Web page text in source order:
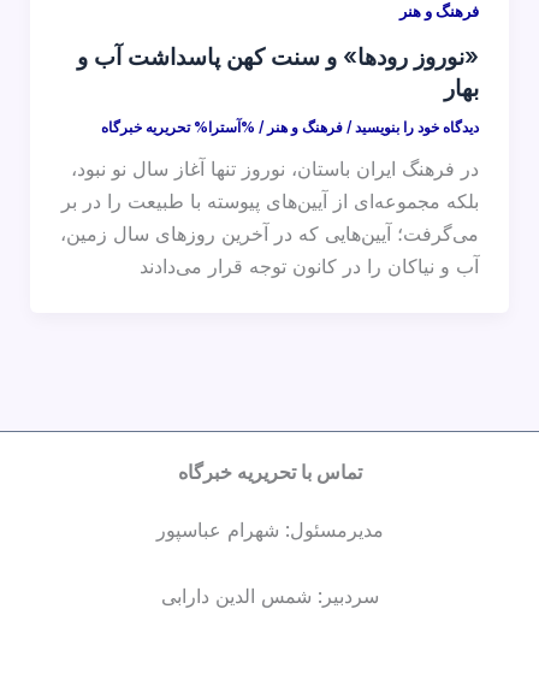
فرهنگ و هنر
«نوروز رودها» و سنت کهن پاسداشت آب و
بهار
دیدگاه‌ خود را بنویسید / فرهنگ و هنر / %آسترا% تحریریه خبرگاه
در فرهنگ ایران باستان، نوروز تنها آغاز سال نو نبود،
بلکه مجموعه‌ای از آیین‌های پیوسته با طبیعت را در بر
می‌گرفت؛ آیین‌هایی که در آخرین روزهای سال زمین،
آب و نیاکان را در کانون توجه قرار می‌دادند
تماس با تحریریه خبرگاه
مدیرمسئول: شهرام عباسپور
سردبیر: شمس الدین دارابی